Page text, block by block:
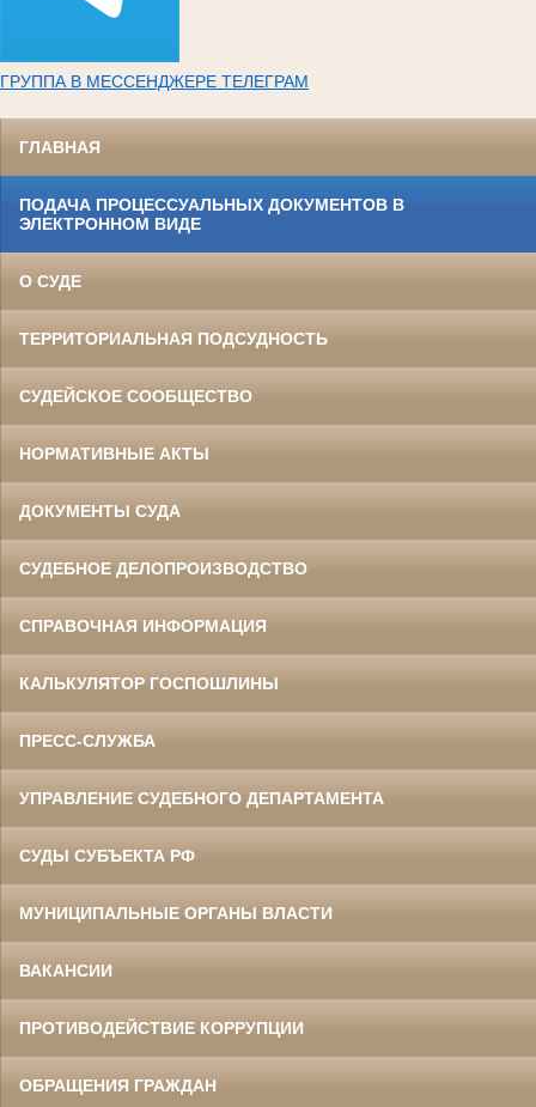
ГРУППА В МЕССЕНДЖЕРЕ ТЕЛЕГРАМ
ГЛАВНАЯ
ПОДАЧА ПРОЦЕССУАЛЬНЫХ ДОКУМЕНТОВ В
ЭЛЕКТРОННОМ ВИДЕ
О СУДЕ
ТЕРРИТОРИАЛЬНАЯ ПОДСУДНОСТЬ
СУДЕЙСКОЕ СООБЩЕСТВО
НОРМАТИВНЫЕ АКТЫ
ДОКУМЕНТЫ СУДА
СУДЕБНОЕ ДЕЛОПРОИЗВОДСТВО
СПРАВОЧНАЯ ИНФОРМАЦИЯ
КАЛЬКУЛЯТОР ГОСПОШЛИНЫ
ПРЕСС-СЛУЖБА
УПРАВЛЕНИЕ СУДЕБНОГО ДЕПАРТАМЕНТА
СУДЫ СУБЪЕКТА РФ
МУНИЦИПАЛЬНЫЕ ОРГАНЫ ВЛАСТИ
ВАКАНСИИ
ПРОТИВОДЕЙСТВИЕ КОРРУПЦИИ
ОБРАЩЕНИЯ ГРАЖДАН